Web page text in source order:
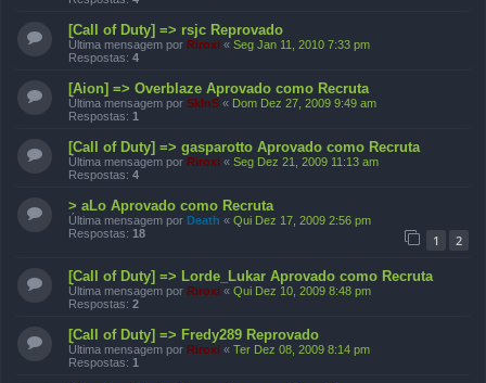
[Call of Duty] => rsjc Reprovado
Última mensagem por Riroxi « Seg Jan 11, 2010 7:33 pm
Respostas: 4
[Aion] => Overblaze Aprovado como Recruta
Última mensagem por SkInS « Dom Dez 27, 2009 9:49 am
Respostas: 1
[Call of Duty] => gasparotto Aprovado como Recruta
Última mensagem por Riroxi « Seg Dez 21, 2009 11:13 am
Respostas: 4
> aLo Aprovado como Recruta
Última mensagem por Death « Qui Dez 17, 2009 2:56 pm
Respostas: 18 1 2
[Call of Duty] => Lorde_Lukar Aprovado como Recruta
Última mensagem por Riroxi « Qui Dez 10, 2009 8:48 pm
Respostas: 2
[Call of Duty] => Fredy289 Reprovado
Última mensagem por Riroxi « Ter Dez 08, 2009 8:14 pm
Respostas: 1